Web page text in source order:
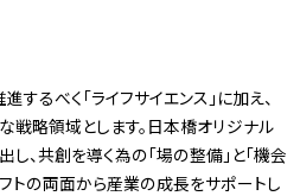
るべく「ライフサイエンス」に加え、
な戦略領域とします。日本橋オリジナル
、共創を導く為の「場の整備」と「機会
トの両面から産業の成長をサポートし